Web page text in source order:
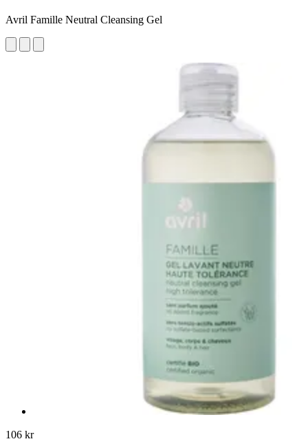
Avril Famille Neutral Cleansing Gel
106 kr